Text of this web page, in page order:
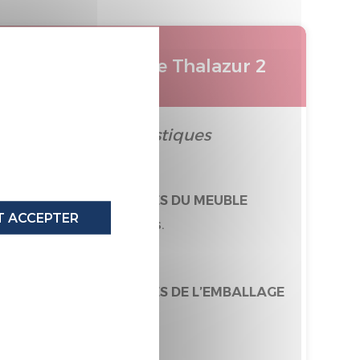
Matelas adulte Thalazur 2
et caractéristiques
ENVIRONNEMENTALES DU MEUBLE
de matières recyclées.
ENVIRONNEMENTALES DE L’EMBALLAGE
ACCEPTER